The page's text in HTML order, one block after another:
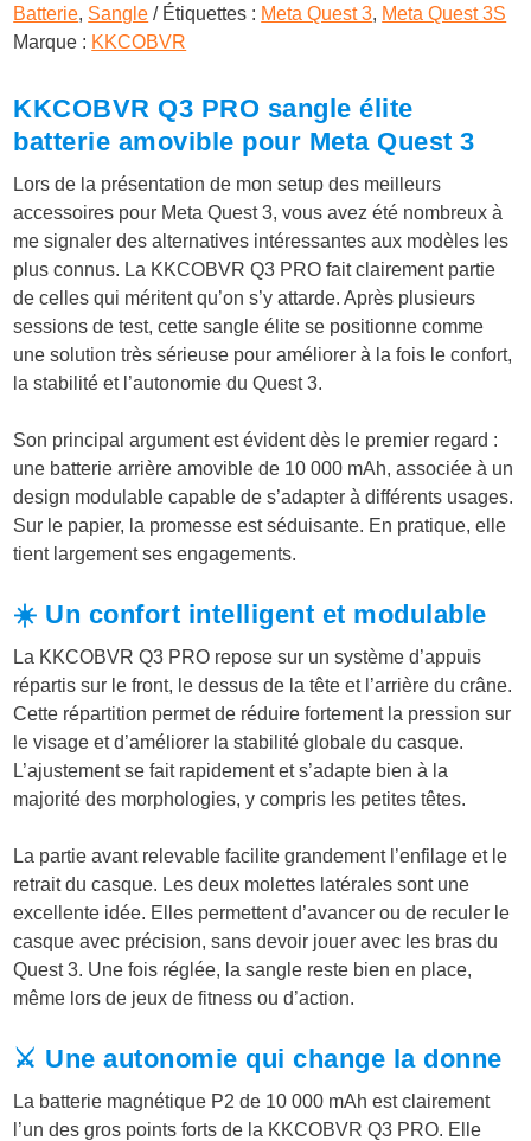
Batterie, Sangle Étiquettes : Meta Quest 3, Meta Quest 3S
Marque : KKCOBVR
KKCOBVR Q3 PRO sangle élite
batterie amovible pour Meta Quest 3
Lors de la présentation de mon setup des meilleurs
accessoires pour Meta Quest 3, vous avez été nombreux à
me signaler des alternatives intéressantes aux modèles les
plus connus. La KKCOBVR Q3 PRO fait clairement partie
de celles qui méritent qu’on s’y attarde. Après plusieurs
sessions de test, cette sangle élite se positionne comme
une solution très sérieuse pour améliorer à la fois le confort,
la stabilité et l’autonomie du Quest 3.
Son principal argument est évident dès le premier regard :
une batterie arrière amovible de 10 000 mAh, associée à un
design modulable capable de s’adapter à différents usages.
Sur le papier, la promesse est séduisante. En pratique, elle
tient largement ses engagements.
☀️ Un confort intelligent et modulable
La KKCOBVR Q3 PRO repose sur un système d’appuis
répartis sur le front, le dessus de la tête et l’arrière du crâne.
Cette répartition permet de réduire fortement la pression sur
le visage et d’améliorer la stabilité globale du casque.
L’ajustement se fait rapidement et s’adapte bien à la
majorité des morphologies, y compris les petites têtes.
La partie avant relevable facilite grandement l’enfilage et le
retrait du casque. Les deux molettes latérales sont une
excellente idée. Elles permettent d’avancer ou de reculer le
casque avec précision, sans devoir jouer avec les bras du
Quest 3. Une fois réglée, la sangle reste bien en place,
même lors de jeux de fitness ou d’action.
⚔️ Une autonomie qui change la donne
La batterie magnétique P2 de 10 000 mAh est clairement
l’un des gros points forts de la KKCOBVR Q3 PRO. Elle